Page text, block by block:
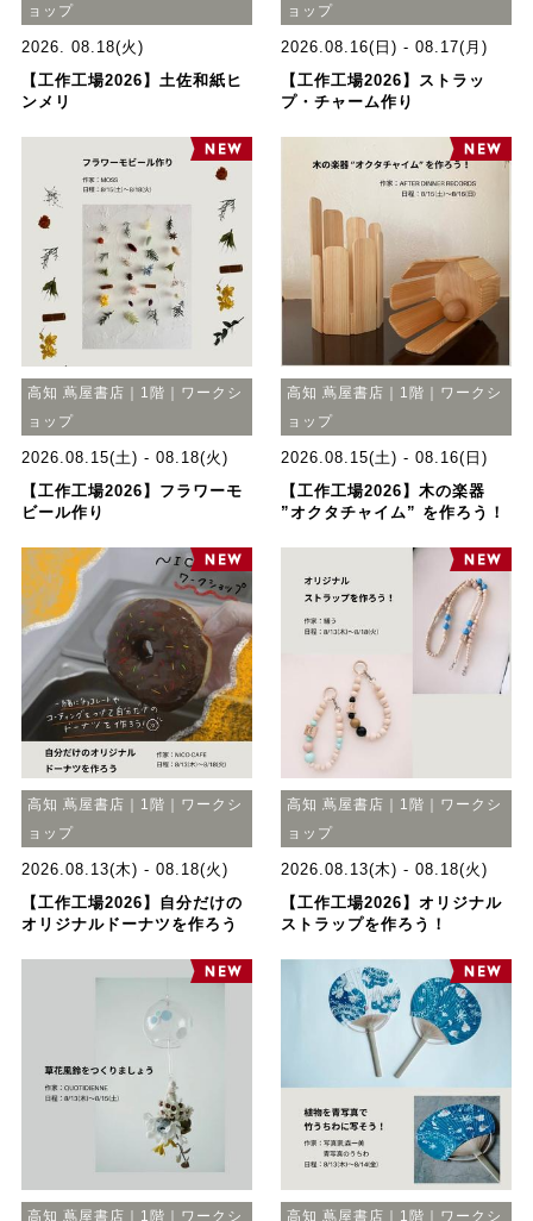
ョップ
2026. 08.18(火)
【工作工場2026】土佐和紙ヒ
ンメリ
ョップ
2026.08.16(日) - 08.17(月)
【工作工場2026】ストラッ
プ・チャーム作り
高知 蔦屋書店｜1階｜ワークシ
ョップ
2026.08.15(土) - 08.18(火)
【工作工場2026】フラワーモ
ビール作り
高知 蔦屋書店｜1階｜ワークシ
ョップ
2026.08.15(土) - 08.16(日)
【工作工場2026】木の楽器
”オクタチャイム” を作ろう！
高知 蔦屋書店｜1階｜ワークシ
ョップ
2026.08.13(木) - 08.18(火)
【工作工場2026】自分だけの
オリジナルドーナツを作ろう
高知 蔦屋書店｜1階｜ワークシ
ョップ
2026.08.13(木) - 08.18(火)
【工作工場2026】オリジナル
ストラップを作ろう！
高知 蔦屋書店｜1階｜ワークシ 高知 蔦屋書店｜1階｜ワークシ